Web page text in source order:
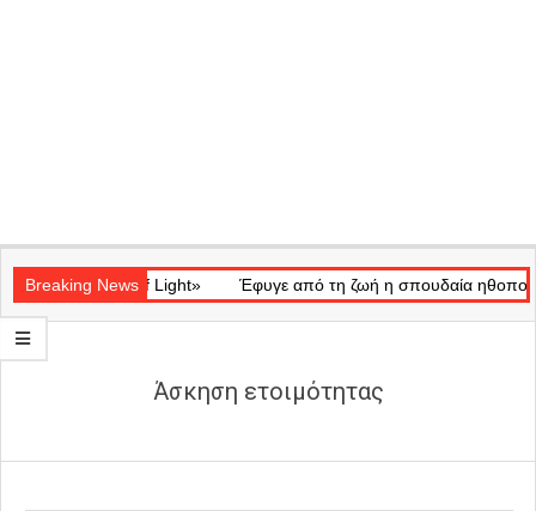
Navigation
Menu
Breaking News
«Ray of Light» Έφυγε από τη ζωή η σπουδαία ηθοποιός
Άσκηση ετοιμότητας